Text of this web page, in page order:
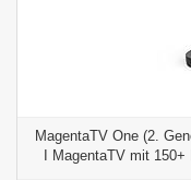
MagentaTV One (2.
I MagentaTV mit